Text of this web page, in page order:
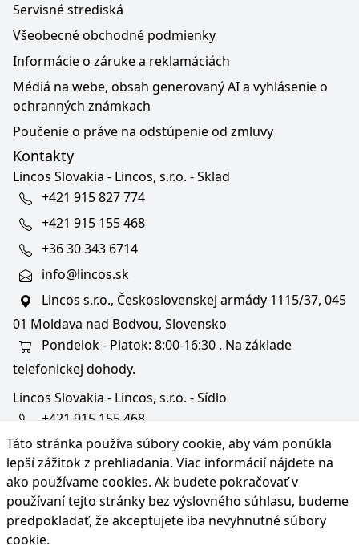
Táto stránka používa súbory cookie, aby vám ponúkla
lepší zážitok z prehliadania. Viac informácií nájdete na
ako používame cookies. Ak budete pokračovať v
používaní tejto stránky bez výslovného súhlasu, budeme
predpokladať, že akceptujete iba nevyhnutné súbory
cookie.
Servisné strediská
Všeobecné obchodné podmienky
Informácie o záruke a reklamáciách
Médiá na webe, obsah generovaný AI a vyhlásenie o
ochranných známkach
Poučenie o práve na odstúpenie od zmluvy
Kontakty
Lincos Slovakia - Lincos, s.r.o. - Sklad
+421 915 827 774
+421 915 155 468
+36 30 343 6714
info@lincos.sk
Lincos s.r.o., Československej armády 1115/37, 045
01 Moldava nad Bodvou, Slovensko
Pondelok - Piatok: 8:00-16:30 . Na základe
telefonickej dohody.
Lincos Slovakia - Lincos, s.r.o. - Sídlo
+421 915 155 468
+36/30 343 6714
bratislava@lincos.sk
Lincos s.r.o., Rustaveliho 4, 831 06 Bratislava - m. č.
Rača, Slovensko
Iba sídlo firmy